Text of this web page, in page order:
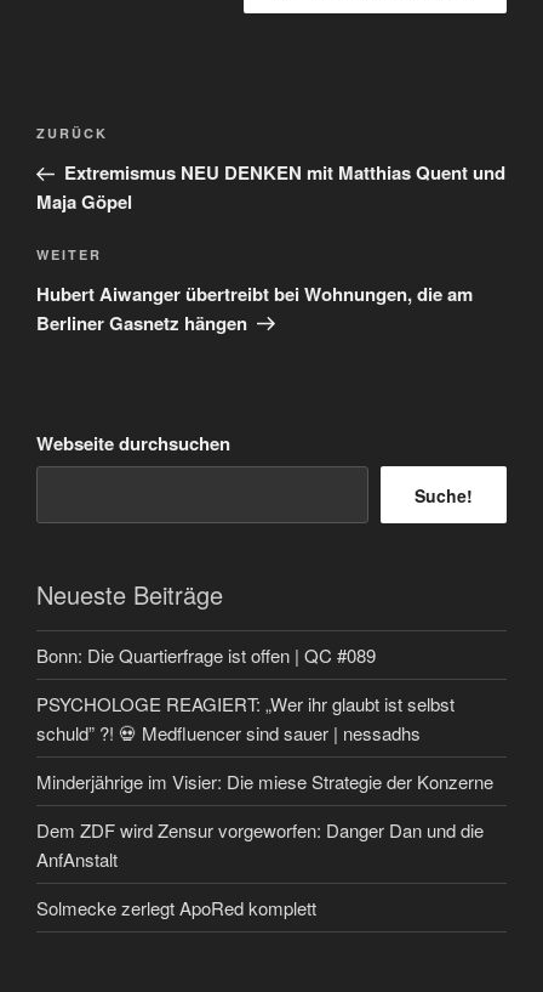
Beitragsnavigation
Vorheriger
Beitrag
ZURÜCK
Extremismus NEU DENKEN mit Matthias Quent und
Maja Göpel
Nächster
Beitrag
WEITER
Hubert Aiwanger übertreibt bei Wohnungen, die am
Berliner Gasnetz hängen
Webseite durchsuchen
Suche!
Neueste Beiträge
Bonn: Die Quartierfrage ist offen | QC #089
PSYCHOLOGE REAGIERT: „Wer ihr glaubt ist selbst
schuld” ?! 💀 Medfluencer sind sauer | nessadhs
Minderjährige im Visier: Die miese Strategie der Konzerne
Dem ZDF wird Zensur vorgeworfen: Danger Dan und die
AnfAnstalt
Solmecke zerlegt ApoRed komplett